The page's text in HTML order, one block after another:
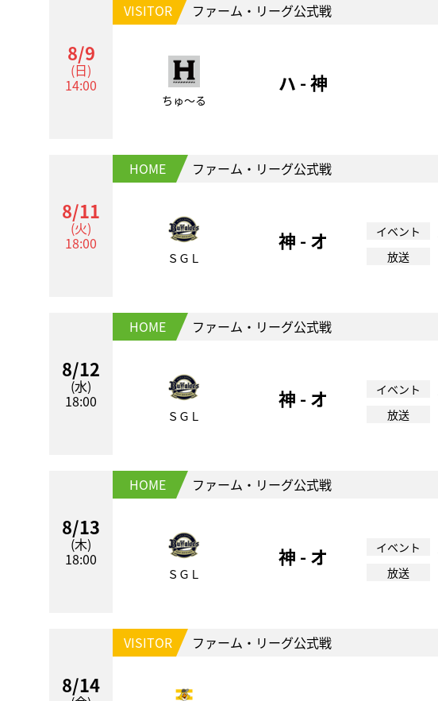
8/9
(日)
14:00
VISITOR ファーム・リーグ公式戦
ちゅ～る
ハ - 神
8/11
(火)
18:00
HOME ファーム・リーグ公式戦
ＳＧＬ
神 - オ イベント
放送
8/12
(水)
18:00
HOME ファーム・リーグ公式戦
ＳＧＬ
神 - オ イベント
放送
8/13
(木)
18:00
HOME ファーム・リーグ公式戦
ＳＧＬ
神 - オ イベント
放送
8/14
VISITOR ファーム・リーグ公式戦